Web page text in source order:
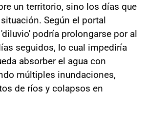
un territorio, sino los días que
Según el portal
podría prolongarse por al
seguidos, lo cual impediría
absorber el agua con
múltiples inundaciones,
de ríos y colapsos en